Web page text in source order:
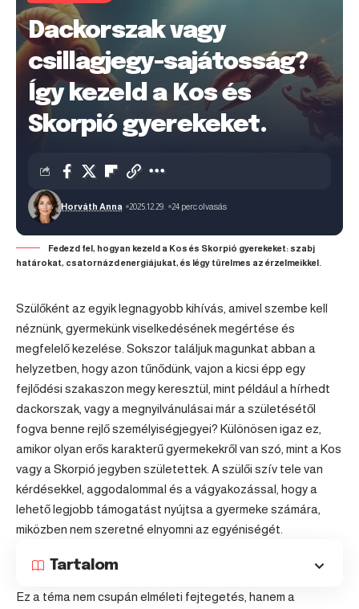
Dackorszak vagy
csillagjegy-sajátosság?
Így kezeld a Kos és
Skorpió gyerekeket.
Horváth Anna 2025.12.29. 24 perc olvasás
Fedezd fel, hogyan kezeld a Kos és Skorpió gyerekeket: szabj
határokat, csatornázd energiájukat, és légy türelmes az érzelmeikkel.
Szülőként az egyik legnagyobb kihívás, amivel szembe kell
néznünk, gyermekünk viselkedésének megértése és
megfelelő kezelése. Sokszor találjuk magunkat abban a
helyzetben, hogy azon tűnődünk, vajon a kicsi épp egy
fejlődési szakaszon megy keresztül, mint például a hírhedt
dackorszak, vagy a megnyilvánulásai már a születésétől
fogva benne rejlő személyiségjegyei? Különösen igaz ez,
amikor olyan erős karakterű gyermekekről van szó, mint a Kos
vagy a Skorpió jegyben születettek. A szülői szív tele van
kérdésekkel, aggodalommal és a vágyakozással, hogy a
lehető legjobb támogatást nyújtsa a gyermeke számára,
miközben nem szeretné elnyomni az egyéniségét.
Tartalom
Ez a téma nem csupán elméleti fejtegetés, hanem a